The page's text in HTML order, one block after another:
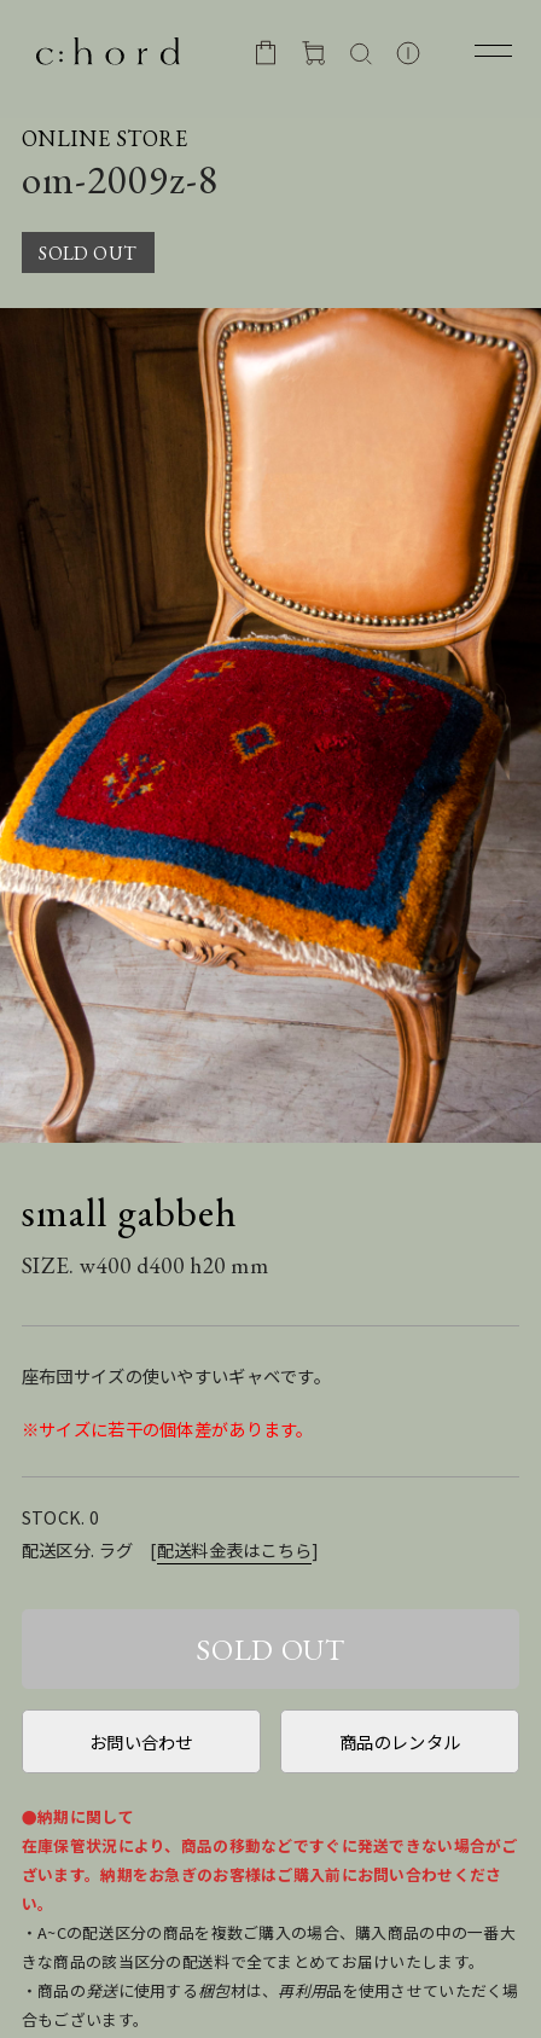
ONLINE STORE
om-2009z-8
small gabbeh
SIZE. w400 d400 h20 mm
座布団サイズの使いやすいギャベです。
※サイズに若干の個体差があります。
STOCK. 0
配送区分. ラグ [配送料金表はこちら]
お問い合わせ 商品のレンタル
●納期に関して
在庫保管状況により、商品の移動などですぐに発送できない場合がご
ざいます。納期をお急ぎのお客様はご購入前にお問い合わせくださ
い。
・A~Cの配送区分の商品を複数ご購入の場合、購入商品の中の一番大
きな商品の該当区分の配送料で全てまとめてお届けいたします。
・商品の発送に使用する梱包材は、 再利用品を使用させていただく場
合もございます。